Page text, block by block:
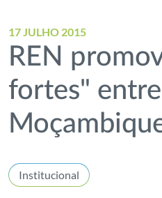
17 JULHO 2015
REN
fortes"
Institucional